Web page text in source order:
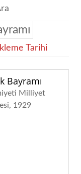
Tarihi
Bayramı
Milliyet
1929